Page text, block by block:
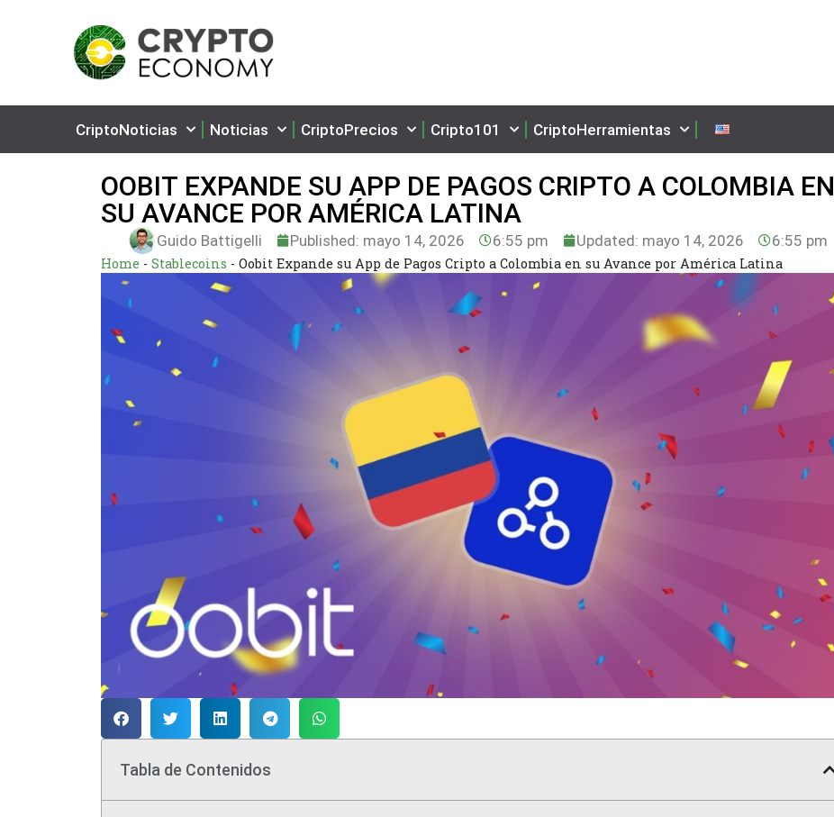
CriptoNoticias Noticias CriptoPrecios Cripto101 CriptoHerramientas
OOBIT EXPANDE SU APP DE PAGOS CRIPTO A COLOMBIA EN
SU AVANCE POR AMÉRICA LATINA
Guido Battigelli Published: mayo 14, 2026 6:55 pm Updated: mayo 14, 2026 6:55 pm
Home - Stablecoins - Oobit Expande su App de Pagos Cripto a Colombia en su Avance por América Latina
Tabla de Contenidos